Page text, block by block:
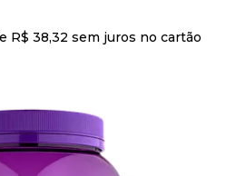
R$ 38,32 sem juros no cartão